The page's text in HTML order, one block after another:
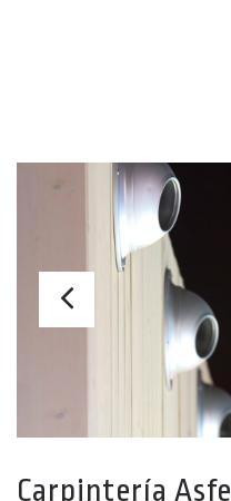
Carpintería Asfe